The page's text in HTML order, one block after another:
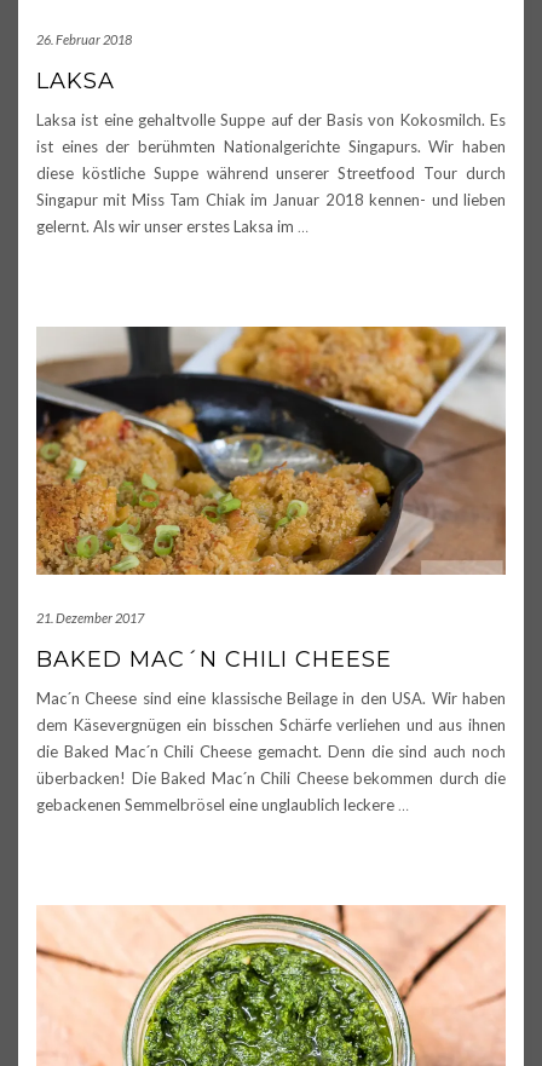
26. Februar 2018
LAKSA
Laksa ist eine gehaltvolle Suppe auf der Basis von Kokosmilch. Es
ist eines der berühmten Nationalgerichte Singapurs. Wir haben
diese köstliche Suppe während unserer Streetfood Tour durch
Singapur mit Miss Tam Chiak im Januar 2018 kennen- und lieben
gelernt. Als wir unser erstes Laksa im …
21. Dezember 2017
BAKED MAC´N CHILI CHEESE
Mac´n Cheese sind eine klassische Beilage in den USA. Wir haben
dem Käsevergnügen ein bisschen Schärfe verliehen und aus ihnen
die Baked Mac´n Chili Cheese gemacht. Denn die sind auch noch
überbacken! Die Baked Mac´n Chili Cheese bekommen durch die
gebackenen Semmelbrösel eine unglaublich leckere …